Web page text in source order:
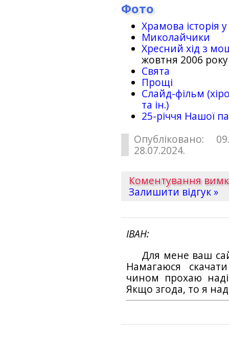
Фото
Храмова історія
Миколайчики
Хресний хід з
жовтня 2006 року
Свята
Прощі
Слайд-фільм
та ін.)
25-рiччя Нашої
Опубліковано:
28.07.2024.
Коментування
Залишити відгук »
ІВАН
Для мене ваш
Намагаюся
чином прохаю
Якщо згода, то я